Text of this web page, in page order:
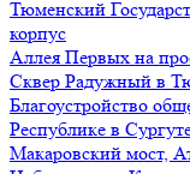
Тюменский
корпус
Аллея Первых на
Сквер Радужный в
Благоустройство
Республике в
Макаровский мост,